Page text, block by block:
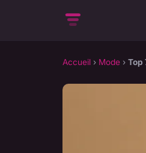
Accueil › Mode › Top